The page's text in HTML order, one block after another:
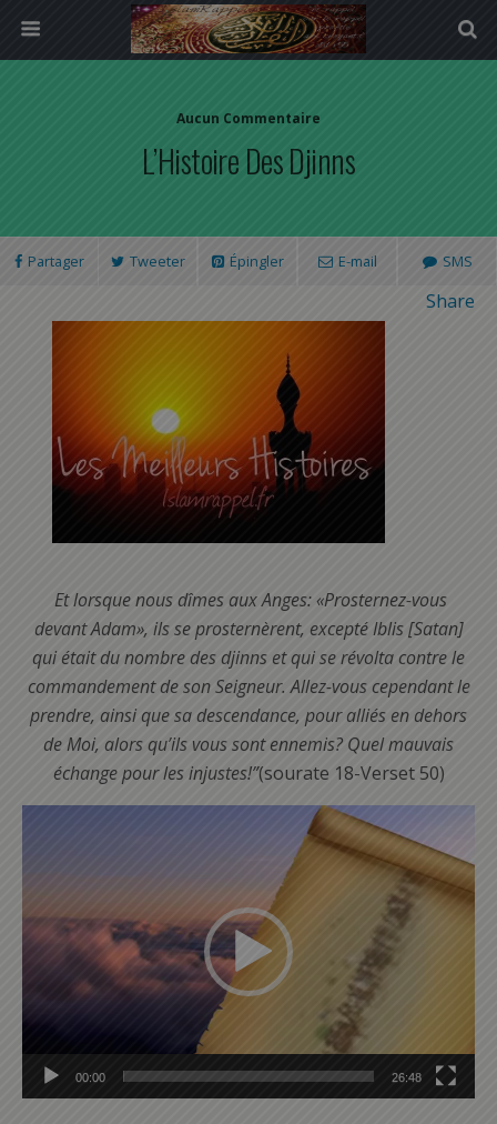
Aucun Commentaire
L’Histoire Des Djinns
Partager Tweeter Épingler E-mail SMS
Share
Et lorsque nous dîmes aux Anges: «Prosternez-vous
devant Adam», ils se prosternèrent, excepté Iblis [Satan]
qui était du nombre des djinns et qui se révolta contre le
commandement de son Seigneur. Allez-vous cependant le
prendre, ainsi que sa descendance, pour alliés en dehors
de Moi, alors qu’ils vous sont ennemis? Quel mauvais
échange pour les injustes!”(sourate 18-Verset 50)
00:00 26:48